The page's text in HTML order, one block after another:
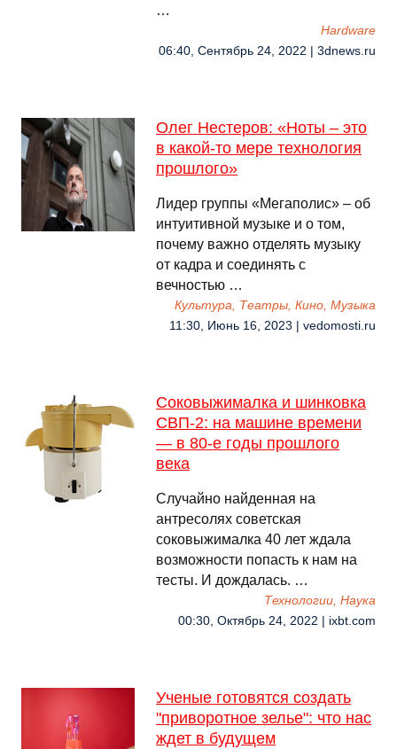
…
Hardware
06:40, Сентябрь 24, 2022 | 3dnews.ru
Олег Нестеров: «Ноты – это
в какой-то мере технология
прошлого»
Лидер группы «Мегаполис» – об
интуитивной музыке и о том,
почему важно отделять музыку
от кадра и соединять с
вечностью …
Культура, Театры, Кино, Музыка
11:30, Июнь 16, 2023 | vedomosti.ru
Соковыжималка и шинковка
СВП-2: на машине времени
— в 80-е годы прошлого
века
Случайно найденная на
антресолях советская
соковыжималка 40 лет ждала
возможности попасть к нам на
тесты. И дождалась. …
Технологии, Наука
00:30, Октябрь 24, 2022 | ixbt.com
Ученые готовятся создать
"приворотное зелье": что нас
ждет в будущем